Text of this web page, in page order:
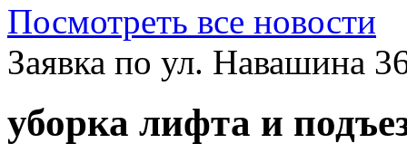
Посмотреть все новости
Заявка по ул. Навашина
уборка лифта и